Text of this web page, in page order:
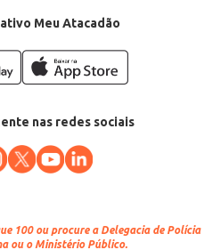
Meu Atacadão
nas redes sociais
100 ou procure a Delegacia de Polícia
ou o Ministério Público.